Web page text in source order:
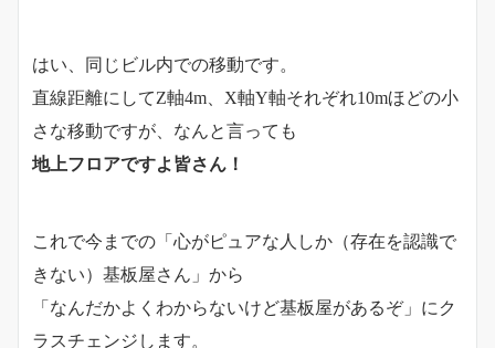
はい、同じビル内での移動です。
直線距離にしてZ軸4m、X軸Y軸それぞれ10mほどの小
さな移動ですが、なんと言っても
地上フロアですよ皆さん！
これで今までの「心がピュアな人しか（存在を認識で
きない）基板屋さん」から
「なんだかよくわからないけど基板屋があるぞ」にク
ラスチェンジします。